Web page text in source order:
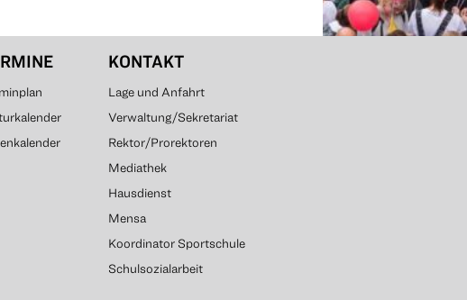
KONTAKT
Lage und Anfahrt
Verwaltung/Sekretariat
Rektor/Prorektoren
Mediathek
Hausdienst
Mensa
Koordinator Sportschule
Schulsozialarbeit